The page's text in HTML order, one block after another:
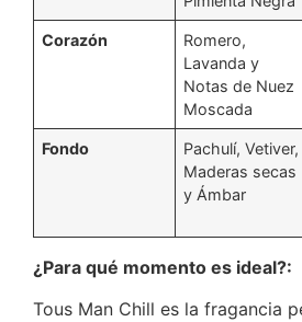
Corazón
Romero,
Lavanda y
Notas de Nuez
Moscada
Fondo
Pachulí, Vetiver,
Maderas secas
y Ámbar
¿Para qué momento es ideal?:
Tous Man Chill es la fragancia